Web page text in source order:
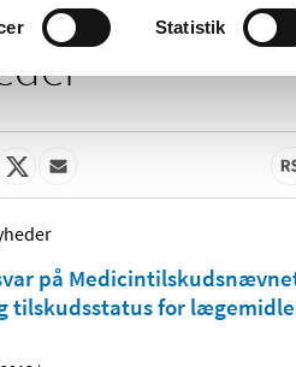
Statistik
på
tilskudsstatus for